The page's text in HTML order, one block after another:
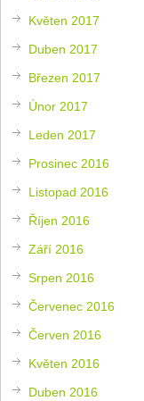
Květen 2017
Duben 2017
Březen 2017
Únor 2017
Leden 2017
Prosinec 2016
Listopad 2016
Říjen 2016
Září 2016
Srpen 2016
Červenec 2016
Červen 2016
Květen 2016
Duben 2016